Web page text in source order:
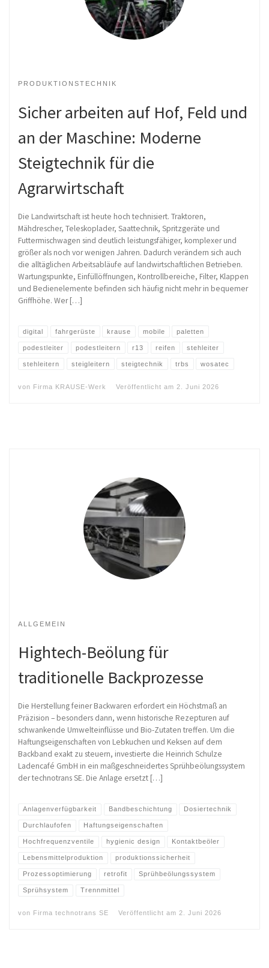
PRODUKTIONSTECHNIK
Sicher arbeiten auf Hof, Feld und
an der Maschine: Moderne
Steigtechnik für die
Agrarwirtschaft
Die Landwirtschaft ist heute hoch technisiert. Traktoren,
Mähdrescher, Teleskoplader, Saattechnik, Spritzgeräte und
Futtermischwagen sind deutlich leistungsfähiger, komplexer und
größer als noch vor wenigen Jahren. Dadurch verändern sich auch
die alltäglichen Arbeitsabläufe auf landwirtschaftlichen Betrieben.
Wartungspunkte, Einfüllöffnungen, Kontrollbereiche, Filter, Klappen
und Bedienelemente befinden sich häufig nicht mehr in bequemer
Griffhöhe. Wer […]
digital fahrgerüste krause mobile paletten
podestleiter podestleitern r13 reifen stehleiter
stehleitern steigleitern steigtechnik trbs wosatec
von Firma KRAUSE-Werk Veröffentlicht am 2. Juni 2026
ALLGEMEIN
Hightech-Beölung für
traditionelle Backprozesse
Die Herstellung feiner Backwaren erfordert ein Höchstmaß an
Präzision – besonders dann, wenn historische Rezepturen auf
schwankende Umwelteinflüsse und Bio-Zutaten treffen. Um die
Haftungseigenschaften von Lebkuchen und Keksen auf dem
Backband exakt zu steuern, investierte die Heinrich Schulze
Ladencafé GmbH in ein maßgeschneidertes Sprühbeölungssystem
der technotrans SE. Die Anlage ersetzt […]
Anlagenverfügbarkeit Bandbeschichtung Dosiertechnik
Durchlaufofen Haftungseigenschaften
Hochfrequenzventile hygienic design Kontaktbeöler
Lebensmittelproduktion produktionssicherheit
Prozessoptimierung retrofit Sprühbeölungssystem
Sprühsystem Trennmittel
von Firma technotrans SE Veröffentlicht am 2. Juni 2026